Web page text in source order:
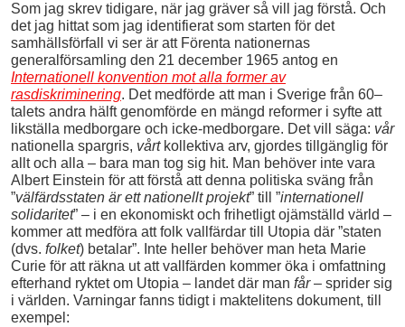
Som jag skrev tidigare, när jag gräver så vill jag förstå. Och
det jag hittat som jag identifierat som starten för det
samhällsförfall vi ser är att Förenta nationernas
generalförsamling den 21 december 1965 antog en
Internationell konvention mot alla former av
rasdiskriminering. Det medförde att man i Sverige från 60–
talets andra hälft genomförde en mängd reformer i syfte att
likställa medborgare och icke-medborgare. Det vill säga: vår
nationella spargris, vårtkollektiva arv, gjordes tillgänglig för
allt och alla – bara man tog sig hit. Man behöver inte vara
Albert Einstein för att förstå att denna politiska sväng från
”välfärdsstaten är ett nationellt projekt” till ”internationell
solidaritet” – i en ekonomiskt och frihetligt ojämställd värld –
kommer att medföra att folk vallfärdar till Utopia där ”staten
(dvs. folket) betalar”. Inte heller behöver man heta Marie
Curie för att räkna ut att vallfärden kommer öka i omfattning
efterhand ryktet om Utopia – landet där man får– sprider sig
i världen. Varningar fanns tidigt i maktelitens dokument, till
exempel: